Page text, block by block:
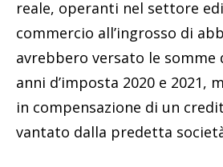
reale, operanti nel settore
commercio all’ingrosso di
avrebbero versato le somme
anni d’imposta 2020 e 2021,
in compensazione di un
vantato dalla predetta